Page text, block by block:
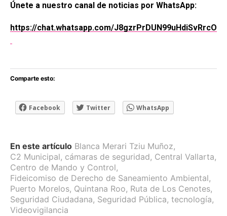
Únete a nuestro canal de noticias por WhatsApp:
https://chat.whatsapp.com/J8gzrPrDUN99uHdiSvRrcO
Comparte esto:
Facebook Twitter WhatsApp
En este artículo Blanca Merari Tziu Muñoz,
C2 Municipal, cámaras de seguridad, Central Vallarta,
Centro de Mando y Control,
Fideicomiso de Derecho de Saneamiento Ambiental,
Puerto Morelos, Quintana Roo, Ruta de Los Cenotes,
Seguridad Ciudadana, Seguridad Pública, tecnología,
Videovigilancia